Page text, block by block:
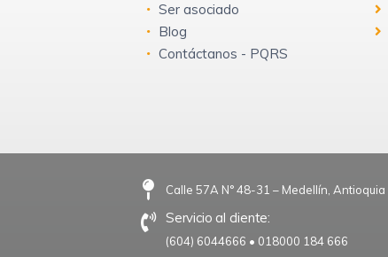
Ser asociado
Blog
Contáctanos - PQRS
Calle 57A N° 48-31 – Medellín, Antioquia
Servicio al cliente:
(604) 6044666 • 018000 184 666